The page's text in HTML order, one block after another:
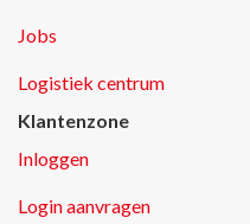
Jobs
Logistiek centrum
Klantenzone
Inloggen
Login aanvragen